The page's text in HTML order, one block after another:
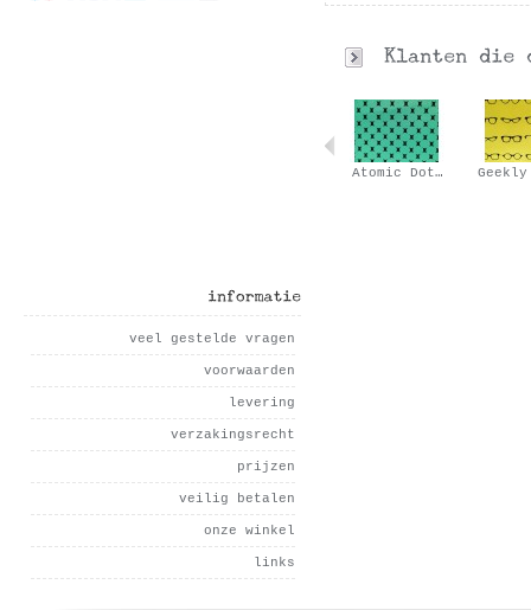
veel gestelde vragen
voorwaarden
levering
verzakingsrecht
prijzen
veilig betalen
onze winkel
links
Atomic Dot…